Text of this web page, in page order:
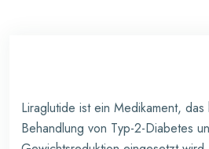
Liraglutide ist ein Medikament,
Behandlung von Typ-2-Diabetes